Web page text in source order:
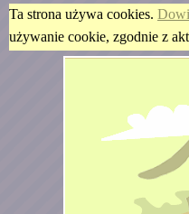
Ta strona używa cookies.
używanie cookie, zgodnie z